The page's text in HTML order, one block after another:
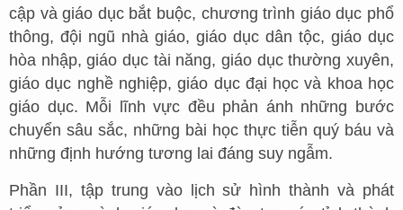
cập và giáo dục bắt buộc, chương trình giáo dục phổ
thông, đội ngũ nhà giáo, giáo dục dân tộc, giáo dục
hòa nhập, giáo dục tài năng, giáo dục thường xuyên,
giáo dục nghề nghiệp, giáo dục đại học và khoa học
giáo dục. Mỗi lĩnh vực đều phản ánh những bước
chuyển sâu sắc, những bài học thực tiễn quý báu và
những định hướng tương lai đáng suy ngẫm.
Phần III, tập trung vào lịch sử hình thành và phát